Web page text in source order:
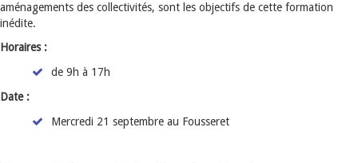
aménagements des collectivités, sont les objectifs de cette formation
inédite.
Horaires :
de 9h à 17h
Date :
Mercredi 21 septembre au Fousseret